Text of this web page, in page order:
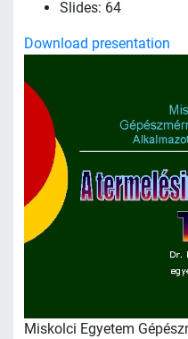
Slides: 64
Download presentation
Miskolci Egyetem